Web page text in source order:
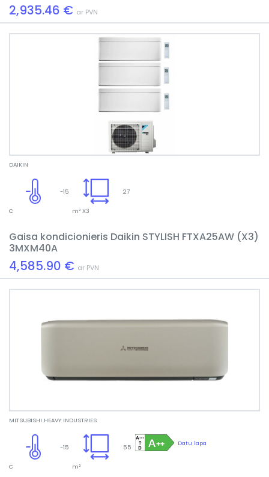
2,935.46 € ar PVN
DAIKIN
27
m² X3
-15
C
Gaisa kondicionieris Daikin STYLISH FTXA25AW (X3)
3MXM40A
4,585.90 € ar PVN
MITSUBISHI HEAVY INDUSTRIES
Datu lapa
55
m²
-15
C